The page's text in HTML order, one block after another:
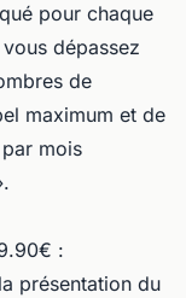
pour chaque
dépassez
de
maximum et de
mois
:
présentation du